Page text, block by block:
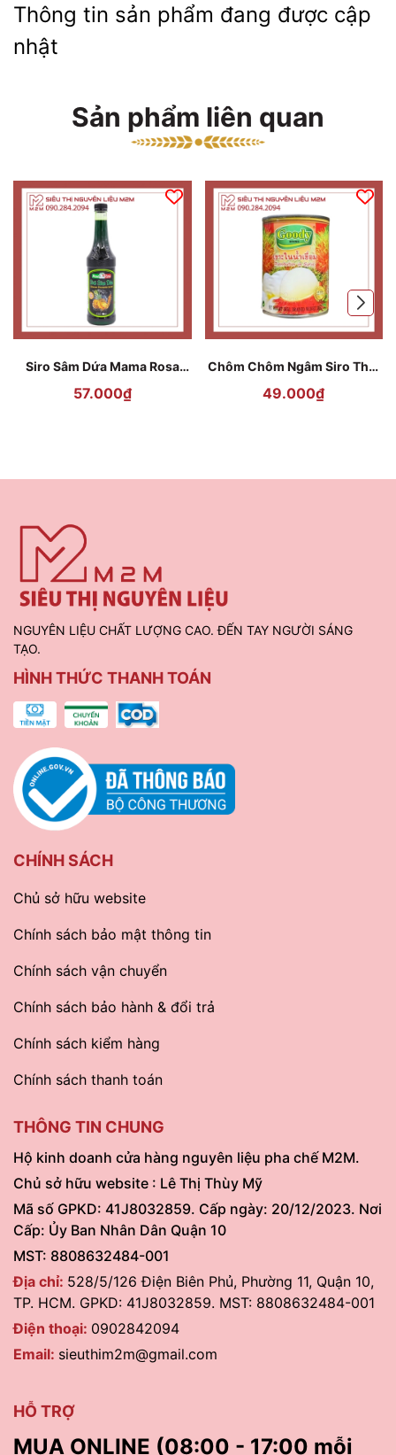
Thông tin sản phẩm đang được cập
nhật
Sản phẩm liên quan
Siro Sâm Dứa Mama Rosa
57.000₫
Chôm Chôm Ngâm Siro Thái
49.000₫
NGUYÊN LIỆU CHẤT LƯỢNG CAO. ĐẾN TAY NGƯỜI SÁNG
TẠO.
HÌNH THỨC THANH TOÁN
CHÍNH SÁCH
Chủ sở hữu website
Chính sách bảo mật thông tin
Chính sách vận chuyển
Chính sách bảo hành & đổi trả
Chính sách kiểm hàng
Chính sách thanh toán
THÔNG TIN CHUNG
Hộ kinh doanh cửa hàng nguyên liệu pha chế M2M.
Chủ sở hữu website : Lê Thị Thùy Mỹ
Mã số GPKD: 41J8032859. Cấp ngày: 20/12/2023. Nơi
Cấp: Ủy Ban Nhân Dân Quận 10
MST: 8808632484-001
Địa chỉ: 528/5/126 Điện Biên Phủ, Phường 11, Quận 10,
TP. HCM. GPKD: 41J8032859. MST: 8808632484-001
Điện thoại: 0902842094
Email: sieuthim2m@gmail.com
HỖ TRỢ
MUA ONLINE (08:00 - 17:00 mỗi